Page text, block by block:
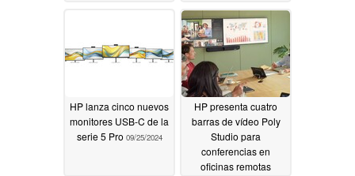
09/27/2024
HP lanza cinco nuevos
monitores USB-C de la
serie 5 Pro 09/25/2024
HP presenta cuatro
barras de vídeo Poly
Studio para
conferencias en
oficinas remotas